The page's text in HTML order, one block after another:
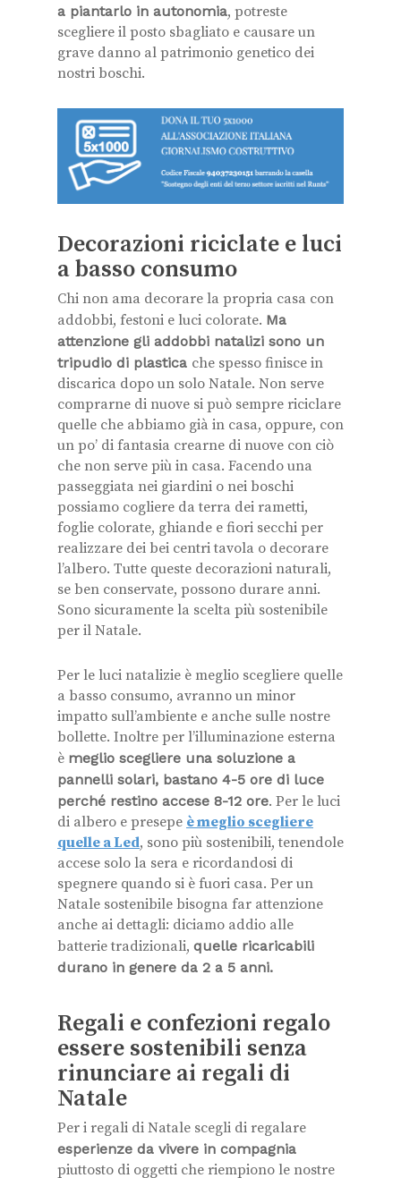
a piantarlo in autonomia, potreste
scegliere il posto sbagliato e causare un
grave danno al patrimonio genetico dei
nostri boschi.
Decorazioni riciclate e luci
a basso consumo
Chi non ama decorare la propria casa con
addobbi, festoni e luci colorate. Ma
attenzione gli addobbi natalizi sono un
tripudio di plastica che spesso finisce in
discarica dopo un solo Natale. Non serve
comprarne di nuove si può sempre riciclare
quelle che abbiamo già in casa, oppure, con
un po’ di fantasia crearne di nuove con ciò
che non serve più in casa. Facendo una
passeggiata nei giardini o nei boschi
possiamo cogliere da terra dei rametti,
foglie colorate, ghiande e fiori secchi per
realizzare dei bei centri tavola o decorare
l’albero. Tutte queste decorazioni naturali,
se ben conservate, possono durare anni.
Sono sicuramente la scelta più sostenibile
per il Natale.
Per le luci natalizie è meglio scegliere quelle
a basso consumo, avranno un minor
impatto sull’ambiente e anche sulle nostre
bollette. Inoltre per l’illuminazione esterna
è meglio scegliere una soluzione a
pannelli solari, bastano 4-5 ore di luce
perché restino accese 8-12 ore. Per le luci
di albero e presepe è meglio scegliere
quelle a Led, sono più sostenibili, tenendole
accese solo la sera e ricordandosi di
spegnere quando si è fuori casa. Per un
Natale sostenibile bisogna far attenzione
anche ai dettagli: diciamo addio alle
batterie tradizionali, quelle ricaricabili
durano in genere da 2 a 5 anni.
Regali e confezioni regalo
essere sostenibili senza
rinunciare ai regali di
Natale
Per i regali di Natale scegli di regalare
esperienze da vivere in compagnia
piuttosto di oggetti che riempiono le nostre